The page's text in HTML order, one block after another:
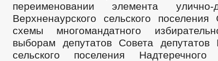
переименовании элемента
Верхненаурского сельского
схемы многомандатного
выборам депутатов Совета депутатов
сельского поселения Надтеречного